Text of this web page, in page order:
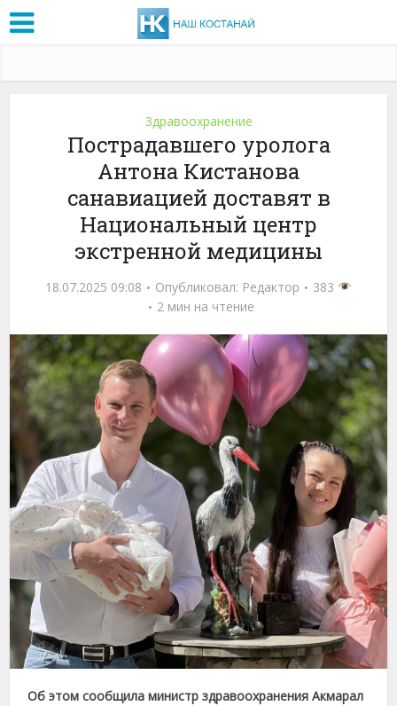
Здравоохранение
Пострадавшего уролога
Антона Кистанова
санавиацией доставят в
Национальный центр
экстренной медицины
18.07.2025 09:08 Опубликовал: Редактор
383
2 мин на чтение
Об этом сообщила министр здравоохранения Акмарал